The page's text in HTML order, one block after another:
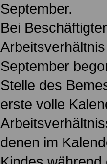
September.
Bei
September
Stelle des
erste volle
denen im